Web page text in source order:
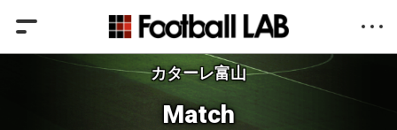
カターレ富山
Match